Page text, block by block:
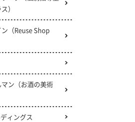
）
（Reuse Shop
ン（お酒の美術
ィングス